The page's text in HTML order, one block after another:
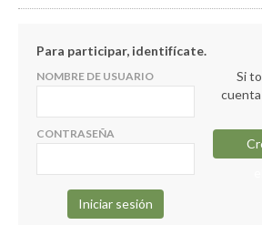
Para participar, identifícate.
NOMBRE DE USUARIO
CONTRASEÑA
Si